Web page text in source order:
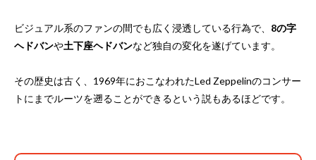
ビジュアル系のファンの間でも広く浸透している行為で、 8の字
ヘドバンや土下座ヘドバンなど独自の変化を遂げています。
その歴史は古く、1969年におこなわれたLed Zeppelinのコンサー
トにまでルーツを遡ることができるという説もあるほどです。